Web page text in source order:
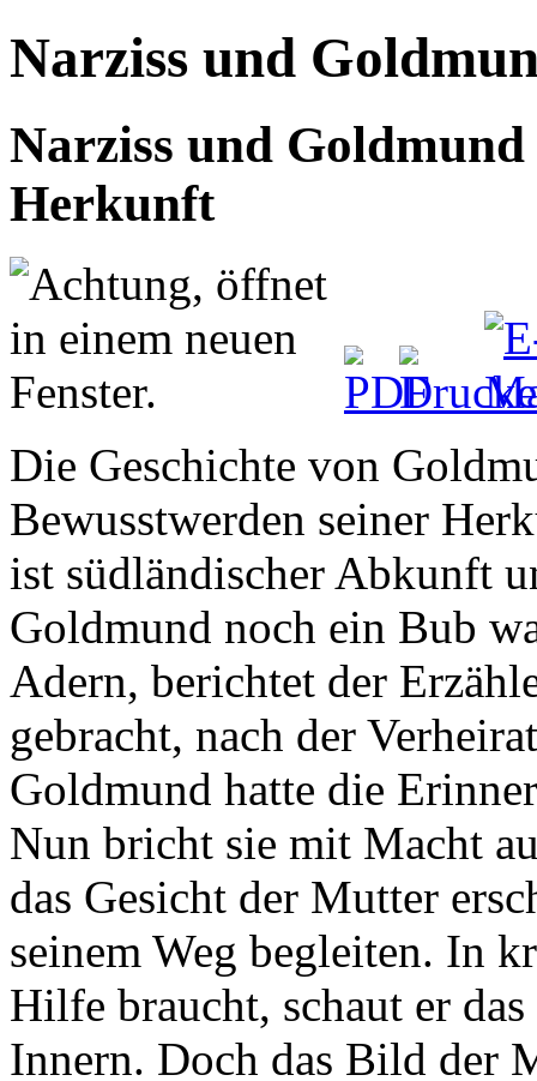
Narziss und
Narziss und
Herkunft
Die Geschichte von
Bewusstwerden seiner
ist südländischer Abkunft
Goldmund noch ein Bub
Adern, berichtet der
gebracht, nach der
Goldmund hatte die
Nun bricht sie mit Macht
das Gesicht der Mutter
seinem Weg begleiten. In
Hilfe braucht, schaut er
Innern. Doch das Bild der